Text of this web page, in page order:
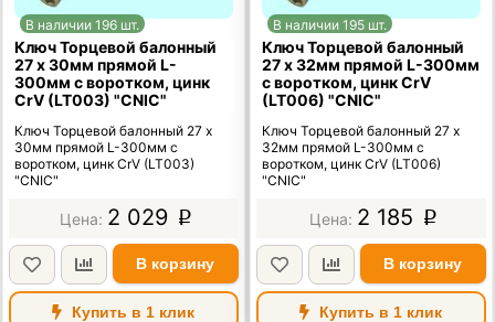
В наличии 196 шт.
Ключ Торцевой балонный
27 х 30мм прямой L-
300мм с воротком, цинк
CrV (LT003) "CNIC"
Ключ Торцевой балонный 27 х
30мм прямой L-300мм с
воротком, цинк CrV (LT003)
"CNIC"
2 029 p
В корзину
Купить в 1 клик
В наличии 195 шт.
Ключ Торцевой балонный
27 х 32мм прямой L-300мм
с воротком, цинк CrV
(LT006) "CNIC"
Ключ Торцевой балонный 27 х
32мм прямой L-300мм с
воротком, цинк CrV (LT006)
"CNIC"
2 185 p
В корзину
Купить в 1 клик